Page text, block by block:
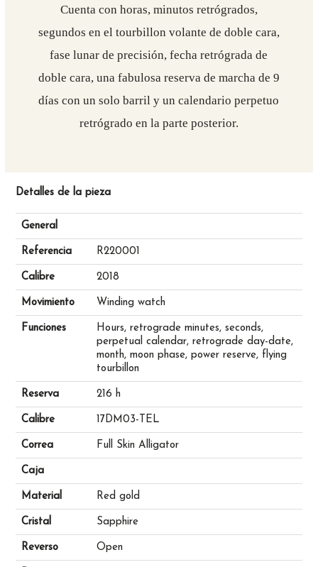
Cuenta con horas, minutos retrógrados,
segundos en el tourbillon volante de doble cara,
fase lunar de precisión, fecha retrógrada de
doble cara, una fabulosa reserva de marcha de 9
días con un solo barril y un calendario perpetuo
retrógrado en la parte posterior.
Detalles de la pieza
General
Referencia R220001
Calibre 2018
Movimiento Winding watch
Funciones
Hours, retrograde minutes, seconds,
perpetual calendar, retrograde day-date,
month, moon phase, power reserve, flying
tourbillon
Reserva 216 h
Calibre 17DM03-TEL
Correa Full Skin Alligator
Caja
Material Red gold
Cristal Sapphire
Reverso Open